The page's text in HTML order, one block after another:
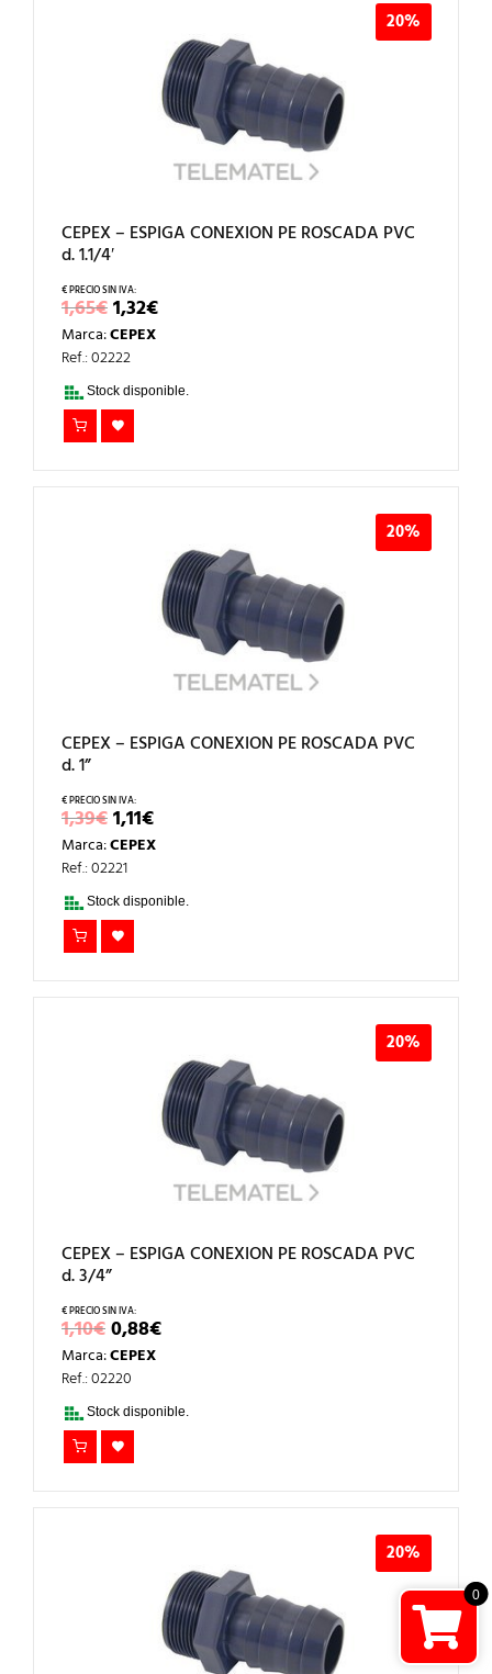
20%
CEPEX – ESPIGA CONEXION PE ROSCADA PVC
d. 1.1/4′
1,65€EL
PRECIO
ORIGINAL
ERA:
1,65€.
1,32€EL
PRECIO
1,32€.
Marca:CEPEX
Ref.: 02222
Stock disponible.
20%
CEPEX – ESPIGA CONEXION PE ROSCADA PVC
d. 1”
1,39€EL
PRECIO
ORIGINAL
ERA:
1,39€.
1,11€EL
PRECIO
ACTUAL
1,11€.
Marca:CEPEX
Ref.: 02221
Stock disponible.
20%
CEPEX – ESPIGA CONEXION PE ROSCADA PVC
d. 3/4”
1,10€EL
PRECIO
ORIGINAL
ERA:
1,10€.
0,88€EL
PRECIO
0,88€.
Marca:CEPEX
Ref.: 02220
Stock disponible.
20%
0